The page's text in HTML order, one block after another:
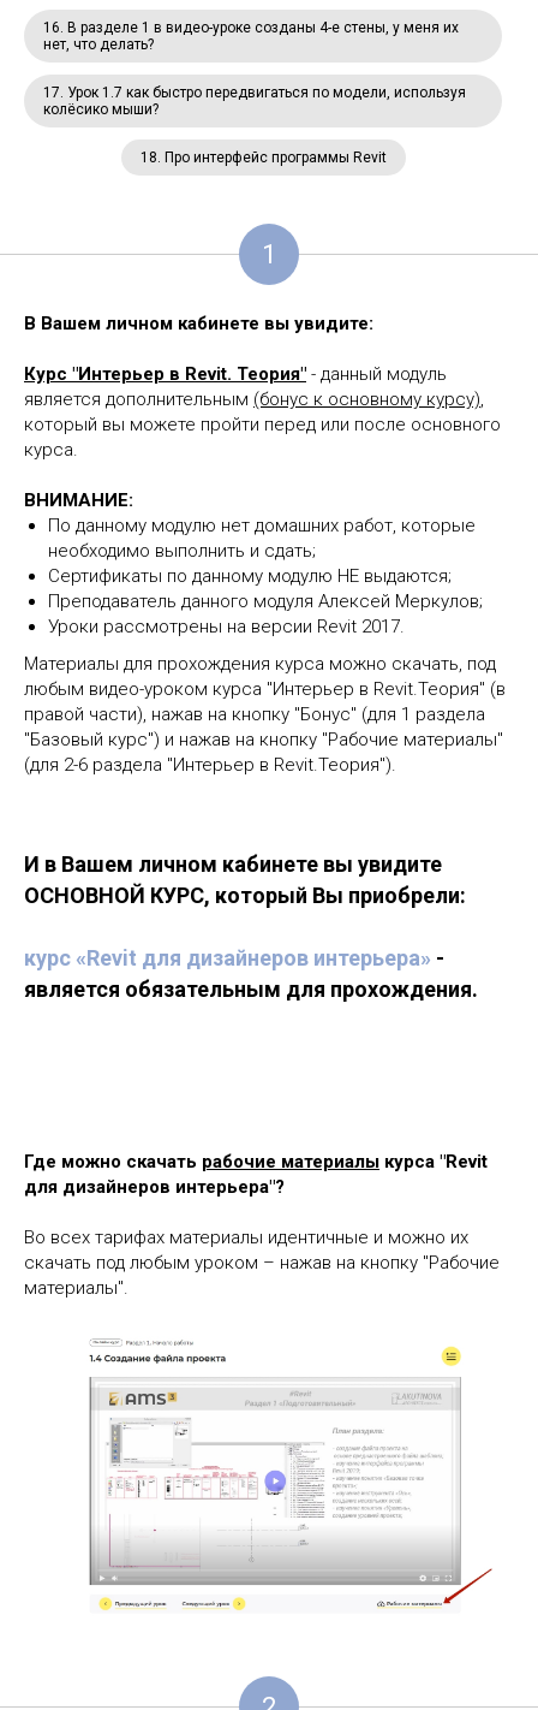
16. В разделе 1 в видео-уроке созданы 4-е стены, у меня их
нет, что делать?
17. Урок 1.7 как быстро передвигаться по модели, используя
колёсико мыши?
18. Про интерфейс программы Revit
1
В Вашем личном кабинете вы увидите:
Курс "Интерьер в Revit. Теория" - данный модуль
является дополнительным (бонус к основному курсу),
который вы можете пройти перед или после основного
курса.
ВНИМАНИЕ:
По данному модулю нет домашних работ, которые
необходимо выполнить и сдать;
Сертификаты по данному модулю НЕ выдаются;
Преподаватель данного модуля Алексей Меркулов;
Уроки рассмотрены на версии Revit 2017.
Материалы для прохождения курса можно скачать, под
любым видео-уроком курса "Интерьер в Revit.Теория" (в
правой части), нажав на кнопку "Бонус" (для 1 раздела
"Базовый курс") и нажав на кнопку "Рабочие материалы"
(для 2-6 раздела "Интерьер в Revit.Теория").
И в Вашем личном кабинете вы увидите
ОСНОВНОЙ КУРС, который Вы приобрели:
курс «Revit для дизайнеров интерьера» -
является обязательным для прохождения.
Где можно скачать рабочие материалы курса "Revit
для дизайнеров интерьера"?
Во всех тарифах материалы идентичные и можно их
скачать под любым уроком – нажав на кнопку "Рабочие
материалы".